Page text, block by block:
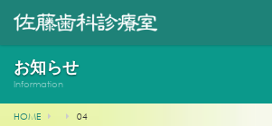
お知らせ
Information
HOME 04